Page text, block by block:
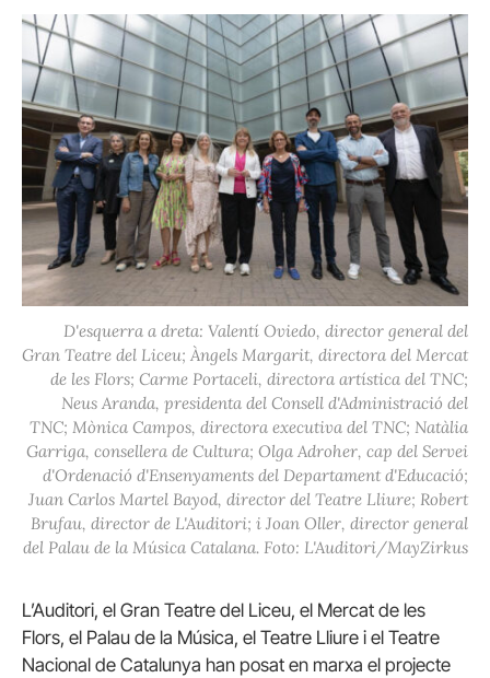
D'esquerra a dreta: Valentí Oviedo, director general del
Gran Teatre del Liceu; Àngels Margarit, directora del Mercat
de les Flors; Carme Portaceli, directora artística del TNC;
Neus Aranda, presidenta del Consell d'Administració del
TNC; Mònica Campos, directora executiva del TNC; Natàlia
Garriga, consellera de Cultura; Olga Adroher, cap del Servei
d'Ordenació d'Ensenyaments del Departament d'Educació;
Juan Carlos Martel Bayod, director del Teatre Lliure; Robert
Brufau, director de L'Auditori; i Joan Oller, director general
del Palau de la Música Catalana. Foto: L'Auditori/MayZirkus
L’Auditori, el Gran Teatre del Liceu, el Mercat de les
Flors, el Palau de la Música, el Teatre Lliure i el Teatre
Nacional de Catalunya han posat en marxa el projecte